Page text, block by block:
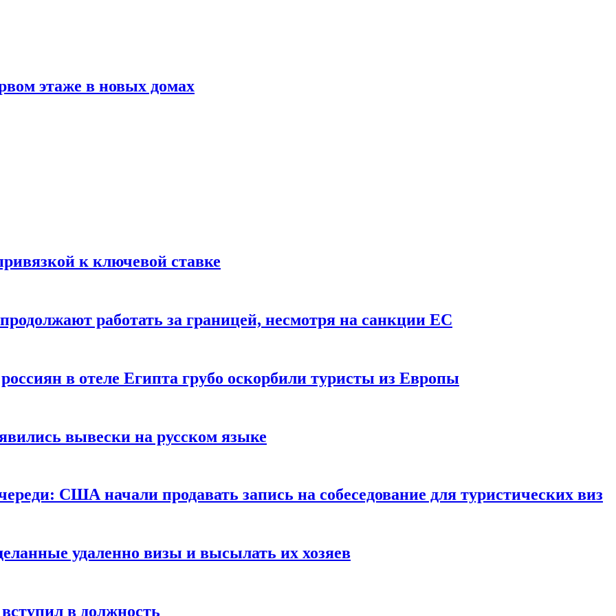
этаже в новых домах
к ключевой ставке
работать за границей, несмотря на санкции ЕС
в отеле Египта грубо оскорбили туристы из Европы
вывески на русском языке
США начали продавать запись на собеседование для туристических виз
удаленно визы и высылать их хозяев
в должность